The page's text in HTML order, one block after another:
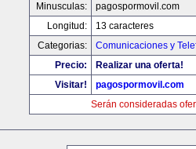
Minusculas:
pagospormovil.com
Longitud:
13 caracteres
Categorias:
Comunicaciones y
Precio:
Realizar una oferta!
Visitar!
pagospormovil.com
Serán consideradas